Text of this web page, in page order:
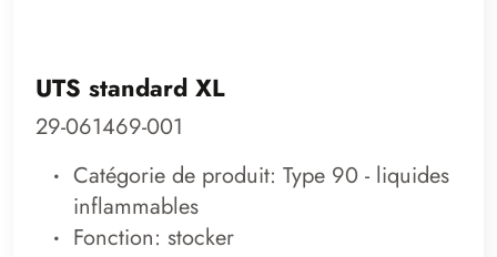
UTS standard XL
29-061469-001
Catégorie de produit: Type 90 - liquides
inflammables
Fonction: stocker